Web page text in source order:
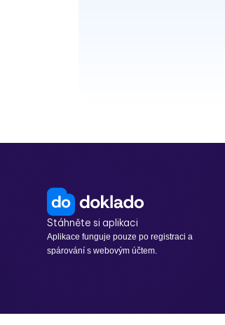
Stáhněte si aplikaci
Aplikace funguje pouze po registraci a
spárování s webovým účtem.